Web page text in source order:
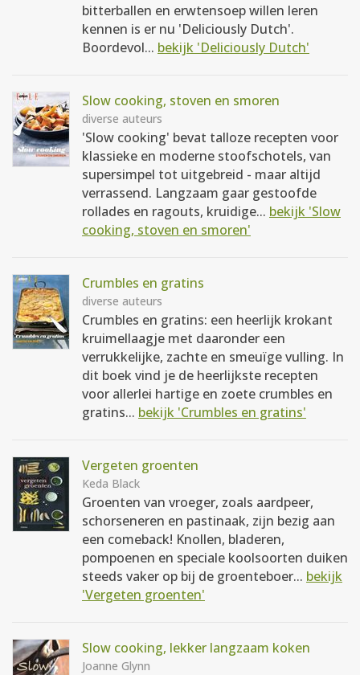
bitterballen en erwtensoep willen leren
kennen is er nu 'Deliciously Dutch'.
Boordevol... bekijk 'Deliciously Dutch'
Slow cooking, stoven en smoren
diverse auteurs
'Slow cooking' bevat talloze recepten voor
klassieke en moderne stoofschotels, van
supersimpel tot uitgebreid - maar altijd
verrassend. Langzaam gaar gestoofde
rollades en ragouts, kruidige... bekijk 'Slow
cooking, stoven en smoren'
Crumbles en gratins
diverse auteurs
Crumbles en gratins: een heerlijk krokant
kruimellaagje met daaronder een
verrukkelijke, zachte en smeuïge vulling. In
dit boek vind je de heerlijkste recepten
voor allerlei hartige en zoete crumbles en
gratins... bekijk 'Crumbles en gratins'
Vergeten groenten
Keda Black
Groenten van vroeger, zoals aardpeer,
schorseneren en pastinaak, zijn bezig aan
een comeback! Knollen, bladeren,
pompoenen en speciale koolsoorten duiken
steeds vaker op bij de groenteboer... bekijk
'Vergeten groenten'
Slow cooking, lekker langzaam koken
Joanne Glynn